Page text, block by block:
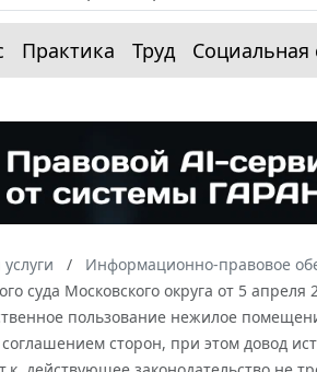
Практика Труд Социальная
Информационно-правовое
суда Московского округа от 5
пользование нежилое
соглашением сторон, при этом довод